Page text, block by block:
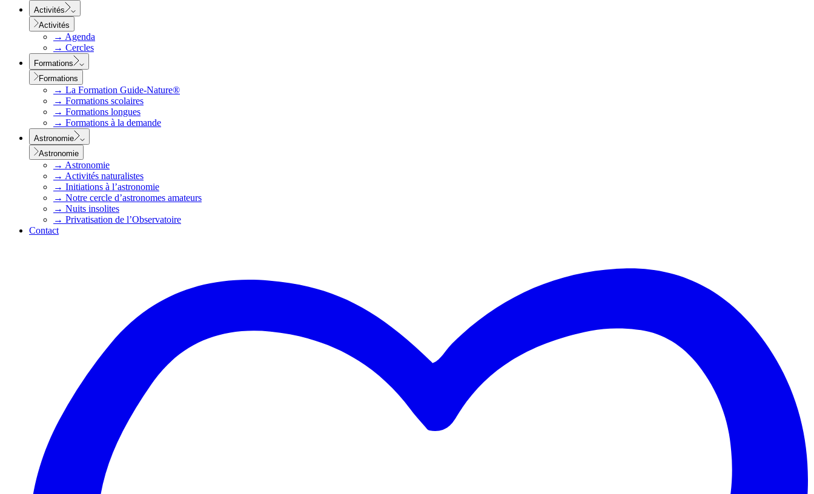
Activités
Activités
→ Agenda
→ Cercles
Formations
Formations
→ La Formation Guide-Nature®
→ Formations scolaires
→ Formations longues
→ Formations à la demande
Astronomie
Astronomie
→ Astronomie
→ Activités naturalistes
→ Initiations à l’astronomie
→ Notre cercle d’astronomes amateurs
→ Nuits insolites
→ Privatisation de l’Observatoire
Contact